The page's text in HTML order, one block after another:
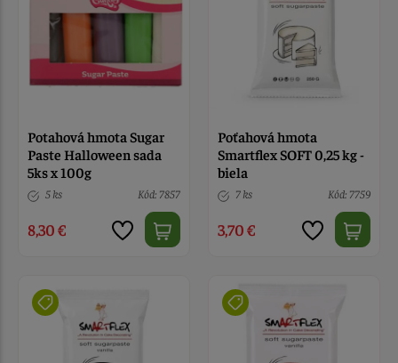
Potahová hmota Sugar
Paste Halloween sada
5ks x 100g
5 ks Kód: 7857
8,30 €
Poťahová hmota
Smartflex SOFT 0,25 kg -
biela
7 ks Kód: 7759
3,70 €